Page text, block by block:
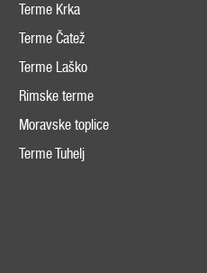
Terme Krka
Terme Čatež
Terme Laško
Rimske terme
Moravske toplice
Terme Tuhelj